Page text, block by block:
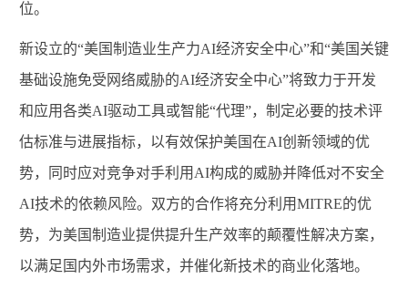
位。
新设立的“美国制造业生产力AI经济安全中心”和“美国关键
基础设施免受网络威胁的AI经济安全中心”将致力于开发
和应用各类AI驱动工具或智能“代理”，制定必要的技术评
估标准与进展指标，以有效保护美国在AI创新领域的优
势，同时应对竞争对手利用 AI构成的威胁并降低对不安全
AI技术的依赖风险。双方的合作将充分利用MITRE的优
势，为美国制造业提供提升生产效率的颠覆性解决方案，
以满足国内外市场需求，并催化新技术的商业化落地。